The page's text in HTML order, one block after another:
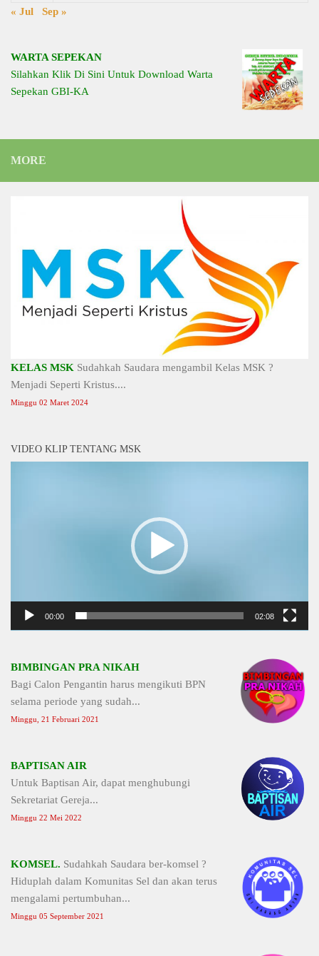
« Jul Sep »
WARTA SEPEKAN
Silahkan Klik Di Sini Untuk Download Warta
Sepekan GBI-KA
MORE
KELAS MSK Sudahkah Saudara mengambil Kelas MSK ?
Menjadi Seperti Kristus....
Minggu 02 Maret 2024
VIDEO KLIP TENTANG MSK
00:00 02:08
BIMBINGAN PRA NIKAH
Bagi Calon Pengantin harus mengikuti BPN
selama periode yang sudah...
Minggu, 21 Februari 2021
BAPTISAN AIR
Untuk Baptisan Air, dapat menghubungi
Sekretariat Gereja...
Minggu 22 Mei 2022
KOMSEL. Sudahkah Saudara ber-komsel ?
Hiduplah dalam Komunitas Sel dan akan terus
mengalami pertumbuhan...
Minggu 05 September 2021